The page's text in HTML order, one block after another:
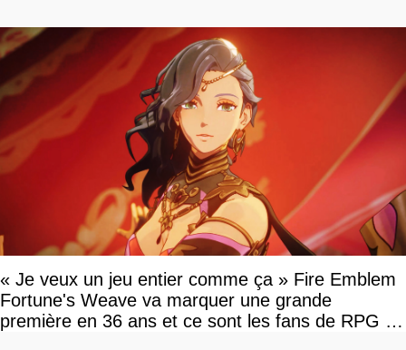
« Je veux un jeu entier comme ça » Fire Emblem
Fortune's Weave va marquer une grande
première en 36 ans et ce sont les fans de RPG en